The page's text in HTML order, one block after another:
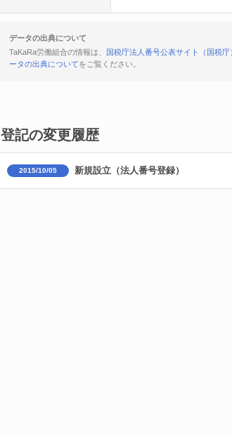
データの出典について
TaKaRa労働組合の情報は、
国税庁法人番号公表サイト（国税庁
ータの出典についてをご覧ください。
登記の変更履歴
2015/10/05 新規設立（法人番号登録）